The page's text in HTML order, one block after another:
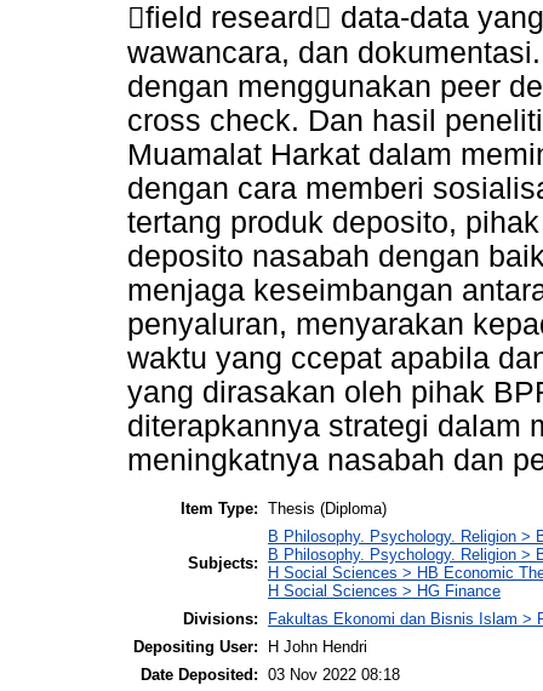
field researd data-data
wawancara, dan
dengan menggunakan peer
cross check. Dan hasil
Muamalat Harkat dalam
dengan cara memberi
tertang produk deposito,
deposito nasabah dengan
menjaga keseimbangan
penyaluran, menyarakan
waktu yang ccepat apabila
yang dirasakan oleh pihak
diterapkannya strategi dalam
meningkatnya nasabah dan
Item Type: Thesis (Diploma)
Subjects:
B Philosophy. Psychology. Religion >
B Philosophy. Psychology. Religion >
H Social Sciences > HB Economic
H Social Sciences > HG Finance
Divisions:
Fakultas Ekonomi dan Bisnis Islam >
Depositing User:
H John Hendri
Date Deposited: 03 Nov 2022 08:18